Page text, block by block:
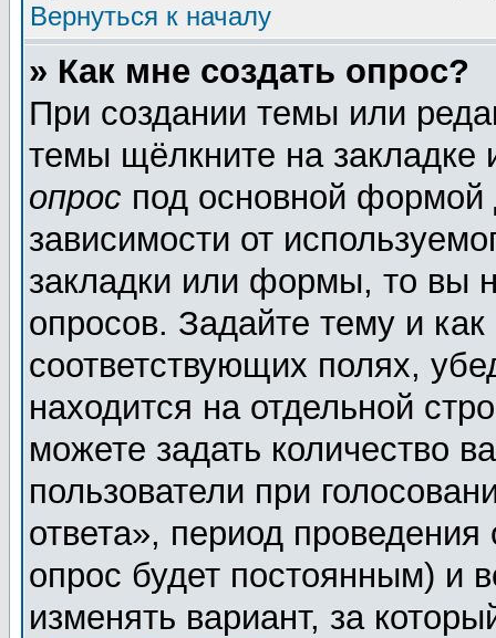
Вернуться к началу
» Как мне создать опрос?
При создании темы или
темы щёлкните на
опрос под основной
зависимости от
закладки или формы, то вы
опросов. Задайте тему и
соответствующих полях,
находится на отдельной
можете задать количество
пользователи при
ответа», период проведения
опрос будет постоянным) и
изменять вариант, за